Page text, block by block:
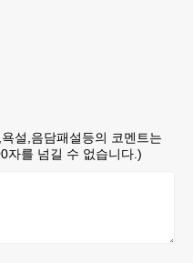
설,음담패설등의 코멘트는
자를 넘길 수 없습니다.)